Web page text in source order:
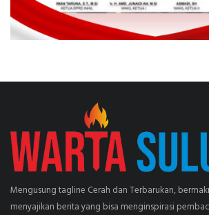
Mengusung tagline Cerah dan Terbarukan,
menyajikan berita yang bisa menginspirasi